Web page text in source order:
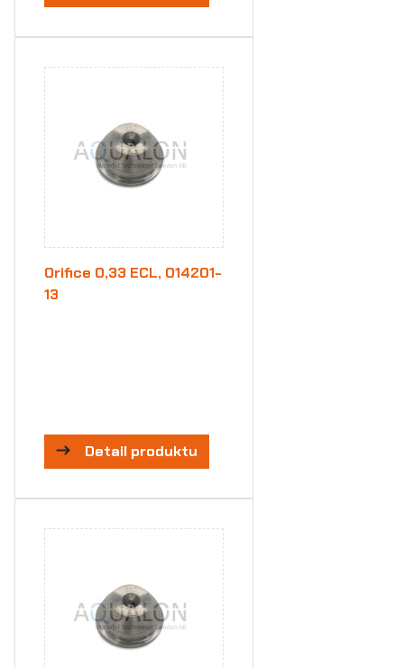
Orifice 0,33 ECL, 014201-
13
Detail produktu